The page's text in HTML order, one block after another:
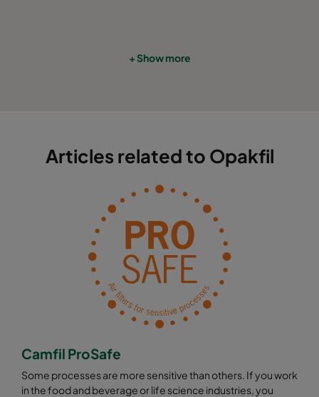
+ Show more
Articles related to Opakfil
Camfil ProSafe
Some processes are more sensitive than others. If you work
in the food and beverage or life science industries, you